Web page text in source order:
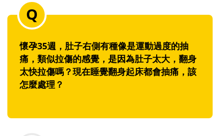
懷孕35週，肚子右側有種像是運動過度的抽
痛，類似拉傷的感覺，是因為肚子太大，翻身
太快拉傷嗎？現在睡覺翻身起床都會抽痛，該
怎麼處理？